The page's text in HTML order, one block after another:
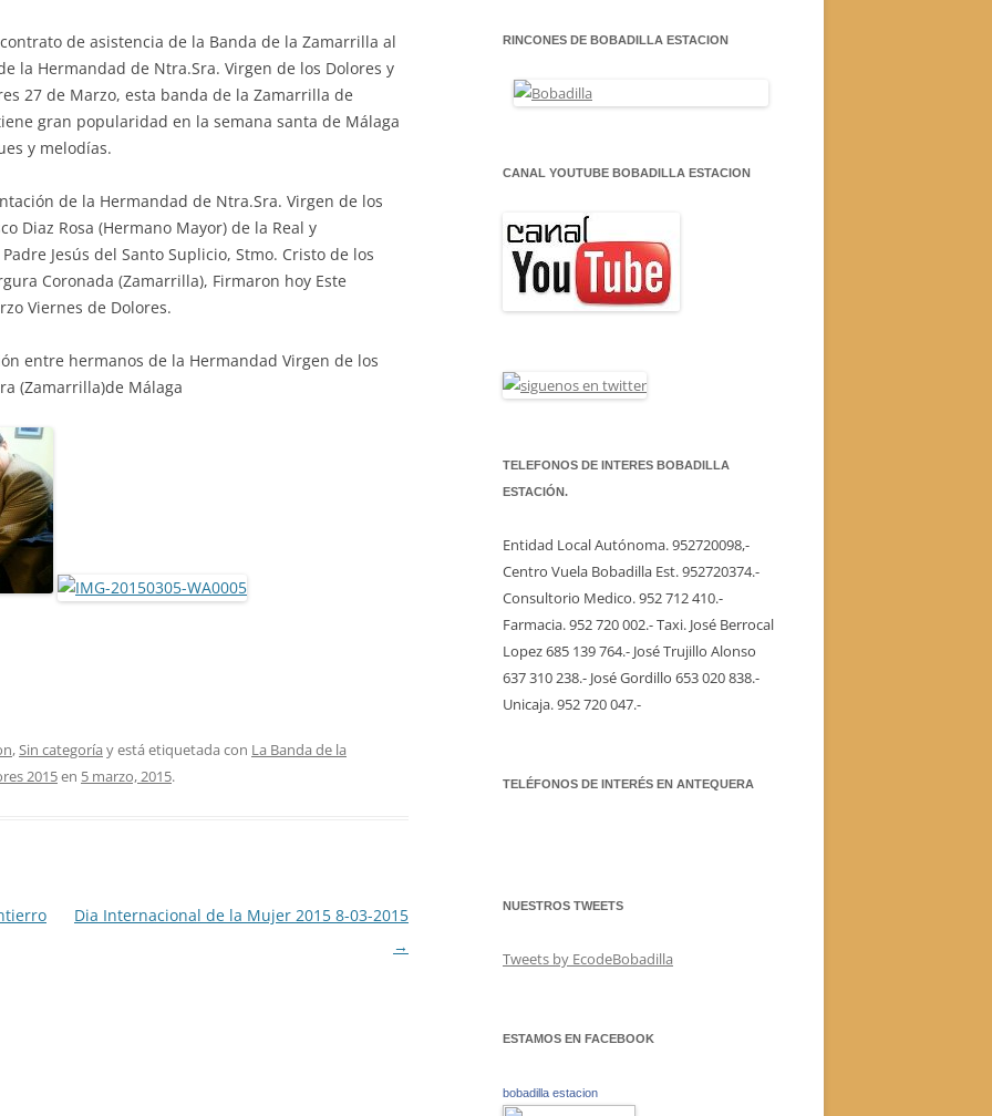
de asistencia de la Banda de la Zamarrilla al
la Hermandad de Ntra.Sra. Virgen de los Dolores y
27 de Marzo, esta banda de la Zamarrilla de
gran popularidad en la semana santa de Málaga
y melodías.
de la Hermandad de Ntra.Sra. Virgen de los
Diaz Rosa (Hermano Mayor) de la Real y
Jesús del Santo Suplicio, Stmo. Cristo de los
Coronada (Zamarrilla), Firmaron hoy Este
Viernes de Dolores.
entre hermanos de la Hermandad Virgen de los
(Zamarrilla)de Málaga
,Sin categoría y está etiquetada con La Banda de la
2015en 5 marzo, 2015.
Dia Internacional de la Mujer 2015 8-03-2015
→
RINCONES DE BOBADILLA ESTACION
CANAL YOUTUBE BOBADILLA ESTACION
TELEFONOS DE INTERES BOBADILLA
ESTACIÓN.
Entidad Local Autónoma. 952720098,-
Centro Vuela Bobadilla Est. 952720374.-
Consultorio Medico. 952 712 410.-
Farmacia. 952 720 002.- Taxi. José Berrocal
Lopez 685 139 764.- José Trujillo Alonso
637 310 238.- José Gordillo 653 020 838.-
Unicaja. 952 720 047.-
TELÉFONOS DE INTERÉS EN ANTEQUERA
NUESTROS TWEETS
Tweets by EcodeBobadilla
ESTAMOS EN FACEBOOK
bobadilla estacion